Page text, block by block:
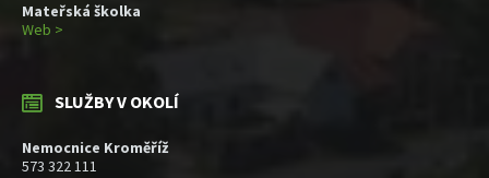
Mateřská školka
Web >
SLUŽBY V OKOLÍ
Nemocnice Kroměříž
573 322 111